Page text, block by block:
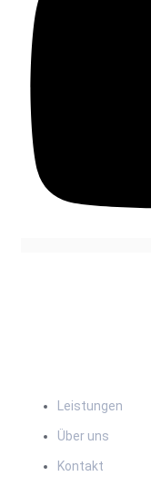
Leistungen
Über uns
Kontakt